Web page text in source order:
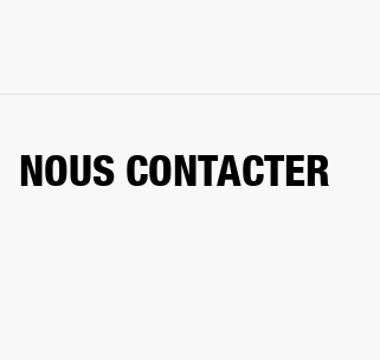
NOUS CONTACTER